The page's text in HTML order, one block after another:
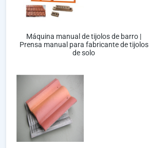
Máquina manual de tijolos de barro |
Prensa manual para fabricante de tijolos
de solo